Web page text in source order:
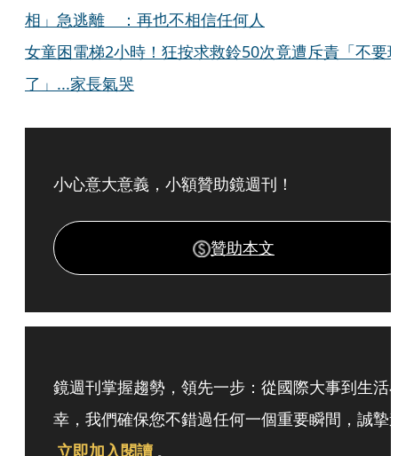
相」急逃離 ：再也不相信任何人
女童困電梯2小時！狂按求救鈴50次竟遭斥責「不要
了」...家長氣哭
小心意大意義，小額贊助鏡週刊！
贊助本文
鏡週刊掌握趨勢，領先一步：從國際大事到生活
幸，我們確保您不錯過任何一個重要瞬間，誠摯
立即加入閱讀 。